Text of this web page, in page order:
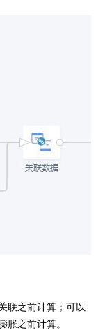
之前计算；可以
胀之前计算。